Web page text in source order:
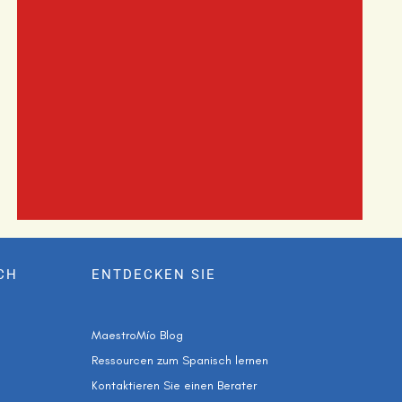
ENTDECKEN SIE
MaestroMío Blog
Ressourcen zum Spanisch lernen
Kontaktieren Sie einen Berater